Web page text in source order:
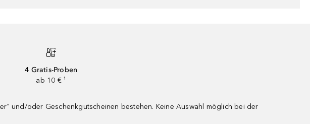
4 Gratis-Proben
ab 10 € ¹
und/oder Geschenkgutscheinen bestehen. Keine Auswahl möglich bei der